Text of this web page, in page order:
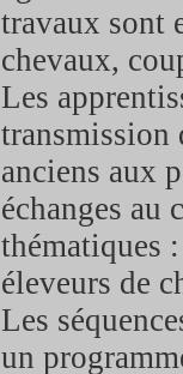
travaux sont
chevaux,
Les
transmission
anciens aux
échanges au
thématiques
éleveurs de
Les
un